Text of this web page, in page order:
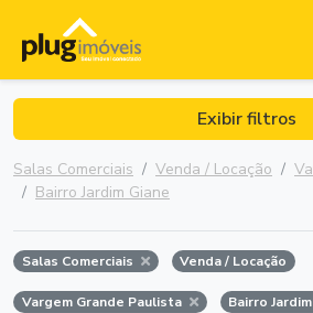
Exibir filtros
Salas Comerciais Venda / Locação
Bairro Jardim Giane
Salas Comerciais Venda / Locação
Vargem Grande Paulista Bairro